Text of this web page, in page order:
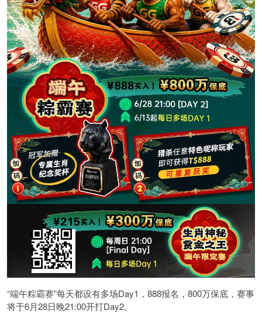
“端午粽霸赛”每天都设有多场Day1，888报名，800万保底，赛事
将于6月28日晚21:00开打Day2。